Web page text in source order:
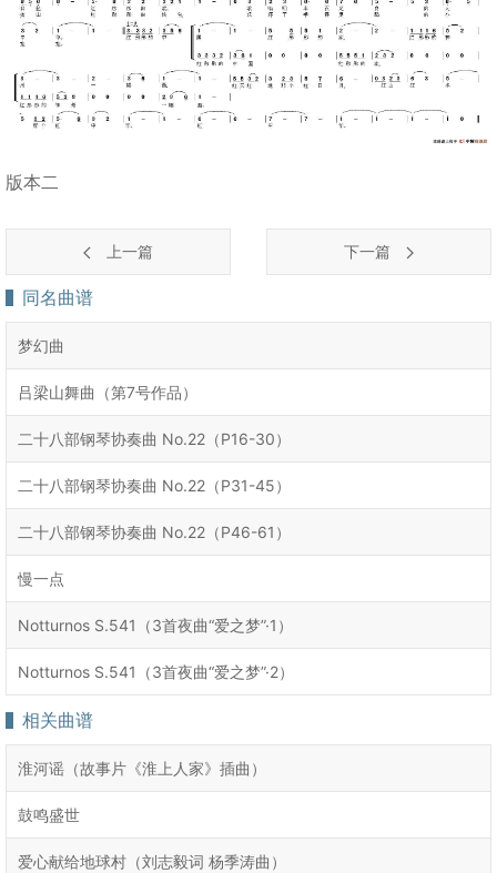
版本二
上一篇 下一篇
同名曲谱
梦幻曲
吕梁山舞曲（第7号作品）
二十八部钢琴协奏曲 No.22（P16-30）
二十八部钢琴协奏曲 No.22（P31-45）
二十八部钢琴协奏曲 No.22（P46-61）
慢一点
Notturnos S.541（3首夜曲“爱之梦”·1）
Notturnos S.541（3首夜曲“爱之梦”·2）
相关曲谱
淮河谣（故事片《淮上人家》插曲）
鼓鸣盛世
爱心献给地球村（刘志毅词 杨季涛曲）